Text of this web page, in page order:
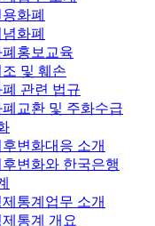
화폐
화폐
폐홍보교육
조 및 훼손
폐 관련 법규
폐교환 및 주화수급
후변화대응 소개
후변화와 한국은행
제통계업무 소개
제통계 개요